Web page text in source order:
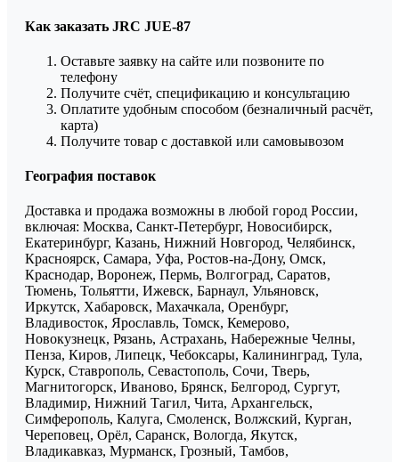
Как заказать JRC JUE-87
Оставьте заявку на сайте или позвоните по
телефону
Получите счёт, спецификацию и консультацию
Оплатите удобным способом (безналичный расчёт,
карта)
Получите товар с доставкой или самовывозом
География поставок
Доставка и продажа возможны в любой город России,
включая: Москва, Санкт-Петербург, Новосибирск,
Екатеринбург, Казань, Нижний Новгород, Челябинск,
Красноярск, Самара, Уфа, Ростов-на-Дону, Омск,
Краснодар, Воронеж, Пермь, Волгоград, Саратов,
Тюмень, Тольятти, Ижевск, Барнаул, Ульяновск,
Иркутск, Хабаровск, Махачкала, Оренбург,
Владивосток, Ярославль, Томск, Кемерово,
Новокузнецк, Рязань, Астрахань, Набережные Челны,
Пенза, Киров, Липецк, Чебоксары, Калининград, Тула,
Курск, Ставрополь, Севастополь, Сочи, Тверь,
Магнитогорск, Иваново, Брянск, Белгород, Сургут,
Владимир, Нижний Тагил, Чита, Архангельск,
Симферополь, Калуга, Смоленск, Волжский, Курган,
Череповец, Орёл, Саранск, Вологда, Якутск,
Владикавказ, Мурманск, Грозный, Тамбов,